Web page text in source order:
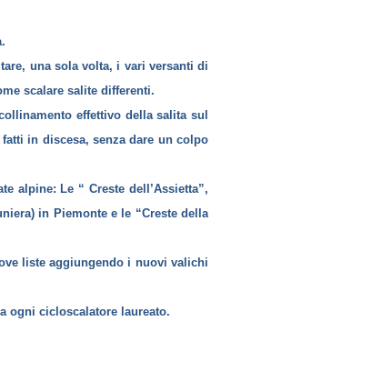
una sola volta, i vari versanti di
scalare salite differenti.
effettivo della salita sul
in discesa, senza dare un colpo
alpine: Le “ Creste dell’Assietta”,
in Piemonte e le “Creste della
liste aggiungendo i nuovi valichi
ogni cicloscalatore laureato.